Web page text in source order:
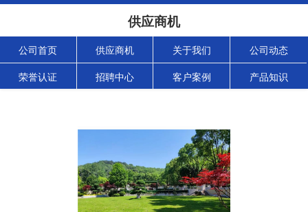
供应商机
公司首页 供应商机 关于我们 公司动态
荣誉认证 招聘中心 客户案例 产品知识